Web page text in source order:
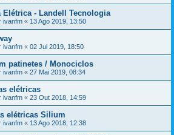
Elétrica - Landell Tecnologia
ivanfm « 13 Ago 2019, 13:50
ivanfm « 02 Jul 2019, 18:50
patinetes / Monociclos
ivanfm « 27 Mai 2019, 08:34
elétricas
ivanfm « 23 Out 2018, 14:59
elétricas Silium
ivanfm « 13 Ago 2018, 12:38